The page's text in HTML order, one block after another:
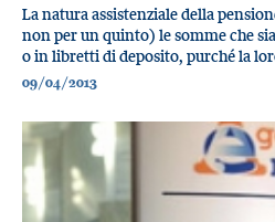
La natura assistenziale della
non per un quinto) le somme che
o in libretti di deposito, purché la
09/04/2013